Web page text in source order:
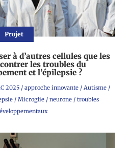
Projet
à d’autres cellules que les
les troubles du
et l’épilepsie ?
2025 / approche innovante / Autisme /
/ Microglie/ neurone/ troubles